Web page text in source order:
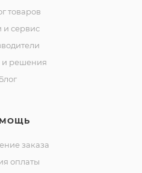
товаров
и сервис
решения
заказа
оплаты